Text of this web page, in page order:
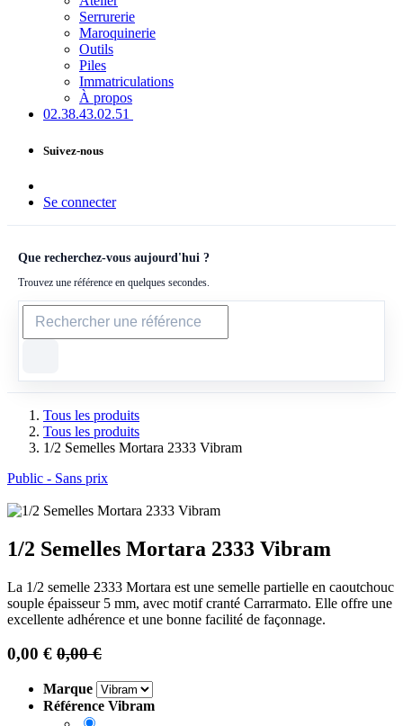
Serrurerie
Maroquinerie
Outils
Piles
Immatriculations
À propos
02.38.43​.02.51
Suivez-nous
Se connecter
Que recherchez-vous aujourd'hui ?
Trouvez une référence en quelques secondes.
Tous les produits
Tous les produits
1/2 Semelles Mortara 2333 Vibram
Public - Sans prix
1/2 Semelles Mortara 2333 Vibram
La 1/2 semelle 2333 Mortara est une semelle partielle en caoutchouc
souple épaisseur 5 mm, avec motif cranté Carrarmato. Elle offre une
excellente adhérence et une bonne facilité de façonnage.
0,00 € 0,00€
Marque
Référence Vibram